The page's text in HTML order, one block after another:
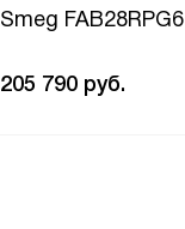
Smeg FAB28RPG6
205 790 руб.